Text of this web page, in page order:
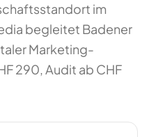
im
begleitet Badener
Marketing-
290, Audit ab CHF